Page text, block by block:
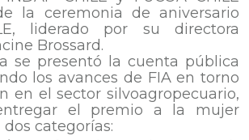
la ceremonia de aniversario
liderado por su directora
Brossard.
se presentó la cuenta pública
los avances de FIA en torno
en el sector silvoagropecuario,
el premio a la mujer
categorías: